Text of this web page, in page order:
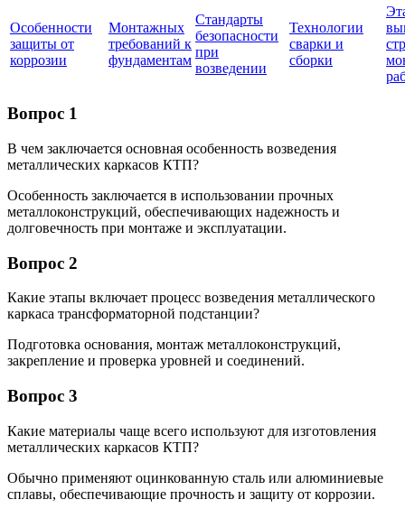
Особенности
защиты от
коррозии
Монтажных
требований к
фундаментам
Стандарты
безопасности
при
возведении
Технологии
сварки и
сборки
Вопрос 1
В чем заключается основная особенность возведения
металлических каркасов КТП?
Особенность заключается в использовании прочных
металлоконструкций, обеспечивающих надежность и
долговечность при монтаже и эксплуатации.
Вопрос 2
Какие этапы включает процесс возведения металлического
каркаса трансформаторной подстанции?
Подготовка основания, монтаж металлоконструкций,
закрепление и проверка уровней и соединений.
Вопрос 3
Какие материалы чаще всего используют для изготовления
металлических каркасов КТП?
Обычно применяют оцинкованную сталь или алюминиевые
сплавы, обеспечивающие прочность и защиту от коррозии.